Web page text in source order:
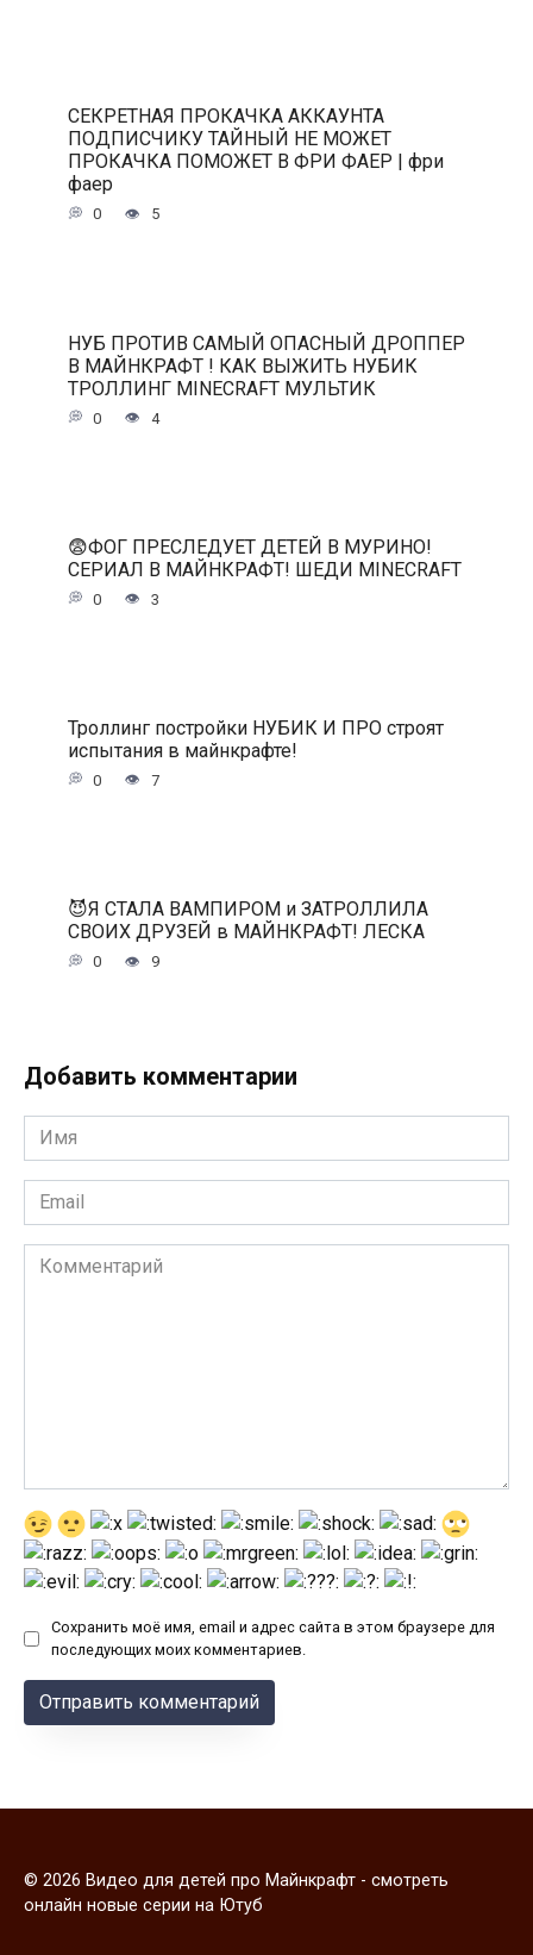
СЕКРЕТНАЯ ПРОКАЧКА АККАУНТА
ПОДПИСЧИКУ ТАЙНЫЙ НЕ МОЖЕТ
ПРОКАЧКА ПОМОЖЕТ В ФРИ ФАЕР | фри
фаер
0 5
НУБ ПРОТИВ САМЫЙ ОПАСНЫЙ ДРОППЕР
В МАЙНКРАФТ ! КАК ВЫЖИТЬ НУБИК
ТРОЛЛИНГ MINECRAFT МУЛЬТИК
0 4
😨ФОГ ПРЕСЛЕДУЕТ ДЕТЕЙ В МУРИНО!
СЕРИАЛ В МАЙНКРАФТ! ШЕДИ MINECRAFT
0 3
Троллинг постройки НУБИК И ПРО строят
испытания в майнкрафте!
0 7
😈Я СТАЛА ВАМПИРОМ и ЗАТРОЛЛИЛА
СВОИХ ДРУЗЕЙ в МАЙНКРАФТ! ЛЕСКА
0 9
Добавить комментарии
Имя
*
Email
*
Комментарий
Сохранить моё имя, email и адрес сайта в этом браузере для
последующих моих комментариев.
© 2026 Видео для детей про Майнкрафт - смотреть
онлайн новые серии на Ютуб